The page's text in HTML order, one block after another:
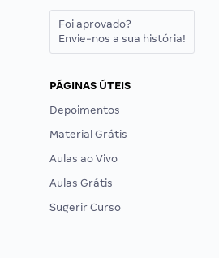
Foi aprovado?
Envie-nos a sua história!
PÁGINAS ÚTEIS
Depoimentos
Material Grátis
Aulas ao Vivo
Aulas Grátis
Sugerir Curso